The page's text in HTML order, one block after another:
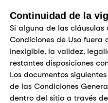
Continuidad de la
Si alguna de las cláusulas
Condiciones de Uso
inexigible, la validez,
restantes disposiciones
Los documentos
de las Condiciones
dentro del sitio a través